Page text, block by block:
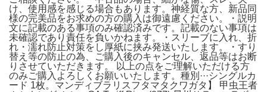
け、使用感を感じる場合もあります。神経質な方、新品同
様の完美品をお求めの方の購入は御遠慮ください。・説明
文に記載のある事項のみ確認済みです。記載のない事項は
未確認であり責任を負いかねます。・スリーブに入れ、折
れ・濡れ防止対策をし厚紙に挟み発送いたします。・すり
替え等の防止の為、ご購入後のキャンセル、返品等はお断
りさせていただきます。 以上の点をご理解いただける方
のみご購入よろしくお願いいたします。種別···シングルカ
ード 1枚。マンディブラリスフタマタクワガタ】 甲虫王者